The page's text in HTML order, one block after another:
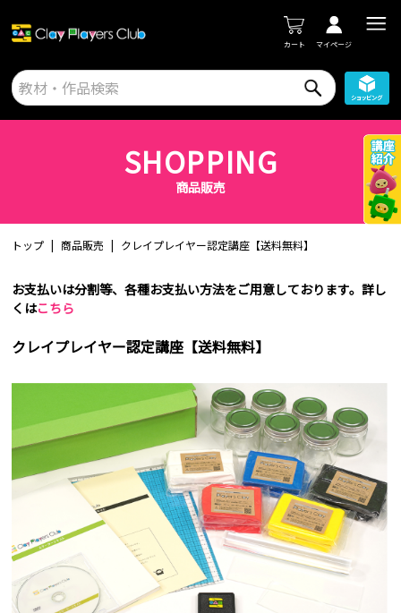
カート マイページ
SHOPPING
商品販売
トップ 商品販売 クレイプレイヤー認定講座【送料無料】
お支払いは分割等、各種お支払い方法をご用意しております。詳し
くはこちら
クレイプレイヤー認定講座【送料無料】